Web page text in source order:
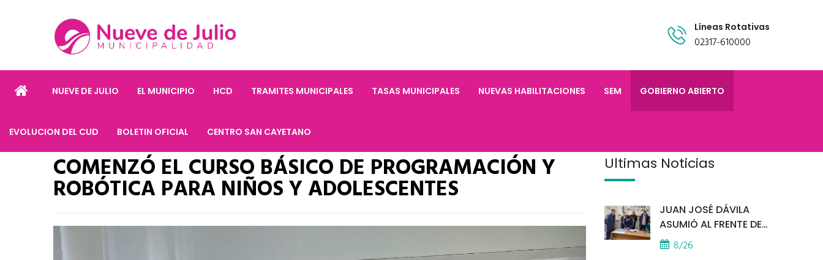
Líneas Rotativas
02317-610000
NUEVE DE JULIO EL MUNICIPIO HCD TRAMITES MUNICIPALES TASAS MUNICIPALES NUEVAS HABILITACIONES SEM GOBIERNO ABIERTO
EVOLUCION DEL CUD BOLETIN OFICIAL CENTRO SAN CAYETANO
COMENZÓ EL CURSO BÁSICO DE PROGRAMACIÓN Y
ROBÓTICA PARA NIÑOS Y ADOLESCENTES
Últimas Noticias
JUAN JOSÉ DÁVILA
ASUMIÓ AL FRENTE DE
LA POLICÍA COMUNAL
8/26